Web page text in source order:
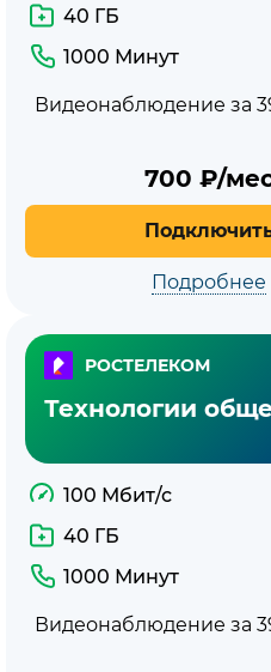
40 ГБ
1000 Минут
Видеонаблюдение за
700 ₽/
Подробнее
РОСТЕЛЕКОМ
Технологии
100 Мбит/с
40 ГБ
1000 Минут
Видеонаблюдение за